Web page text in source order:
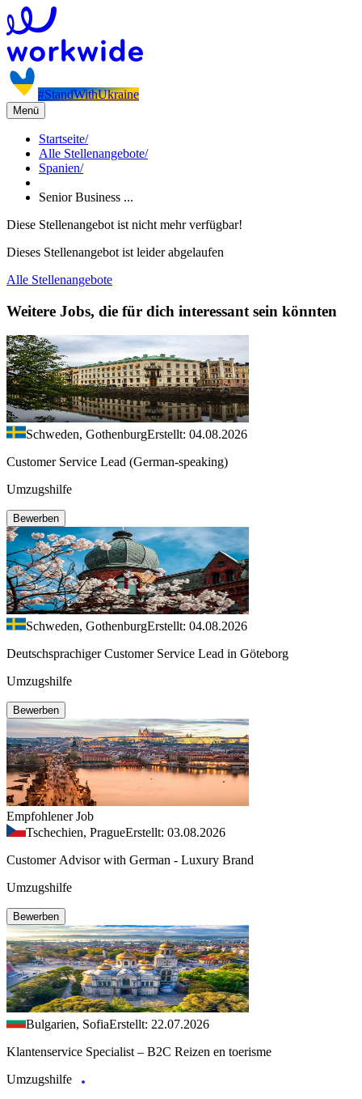
#StandWithUkraine
Menü
Startseite/
Alle Stellenangebote/
Spanien/
Senior Business ...
Diese Stellenangebot ist nicht mehr verfügbar!
Dieses Stellenangebot ist leider abgelaufen
Alle Stellenangebote
Weitere Jobs, die für dich interessant sein könnten
Schweden, GothenburgErstellt: 04.08.2026
Customer Service Lead (German-speaking)
Umzugshilfe
Bewerben
Schweden, GothenburgErstellt: 04.08.2026
Deutschsprachiger Customer Service Lead in Göteborg
Umzugshilfe
Bewerben
Empfohlener Job
Tschechien, PragueErstellt: 03.08.2026
Customer Advisor with German - Luxury Brand
Umzugshilfe
Bewerben
Bulgarien, SofiaErstellt: 22.07.2026
Klantenservice Specialist – B2C Reizen en toerisme
Umzugshilfe